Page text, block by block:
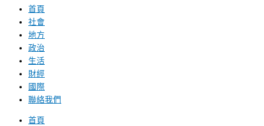
首頁
社會
地方
政治
生活
財經
國際
聯絡我們
首頁